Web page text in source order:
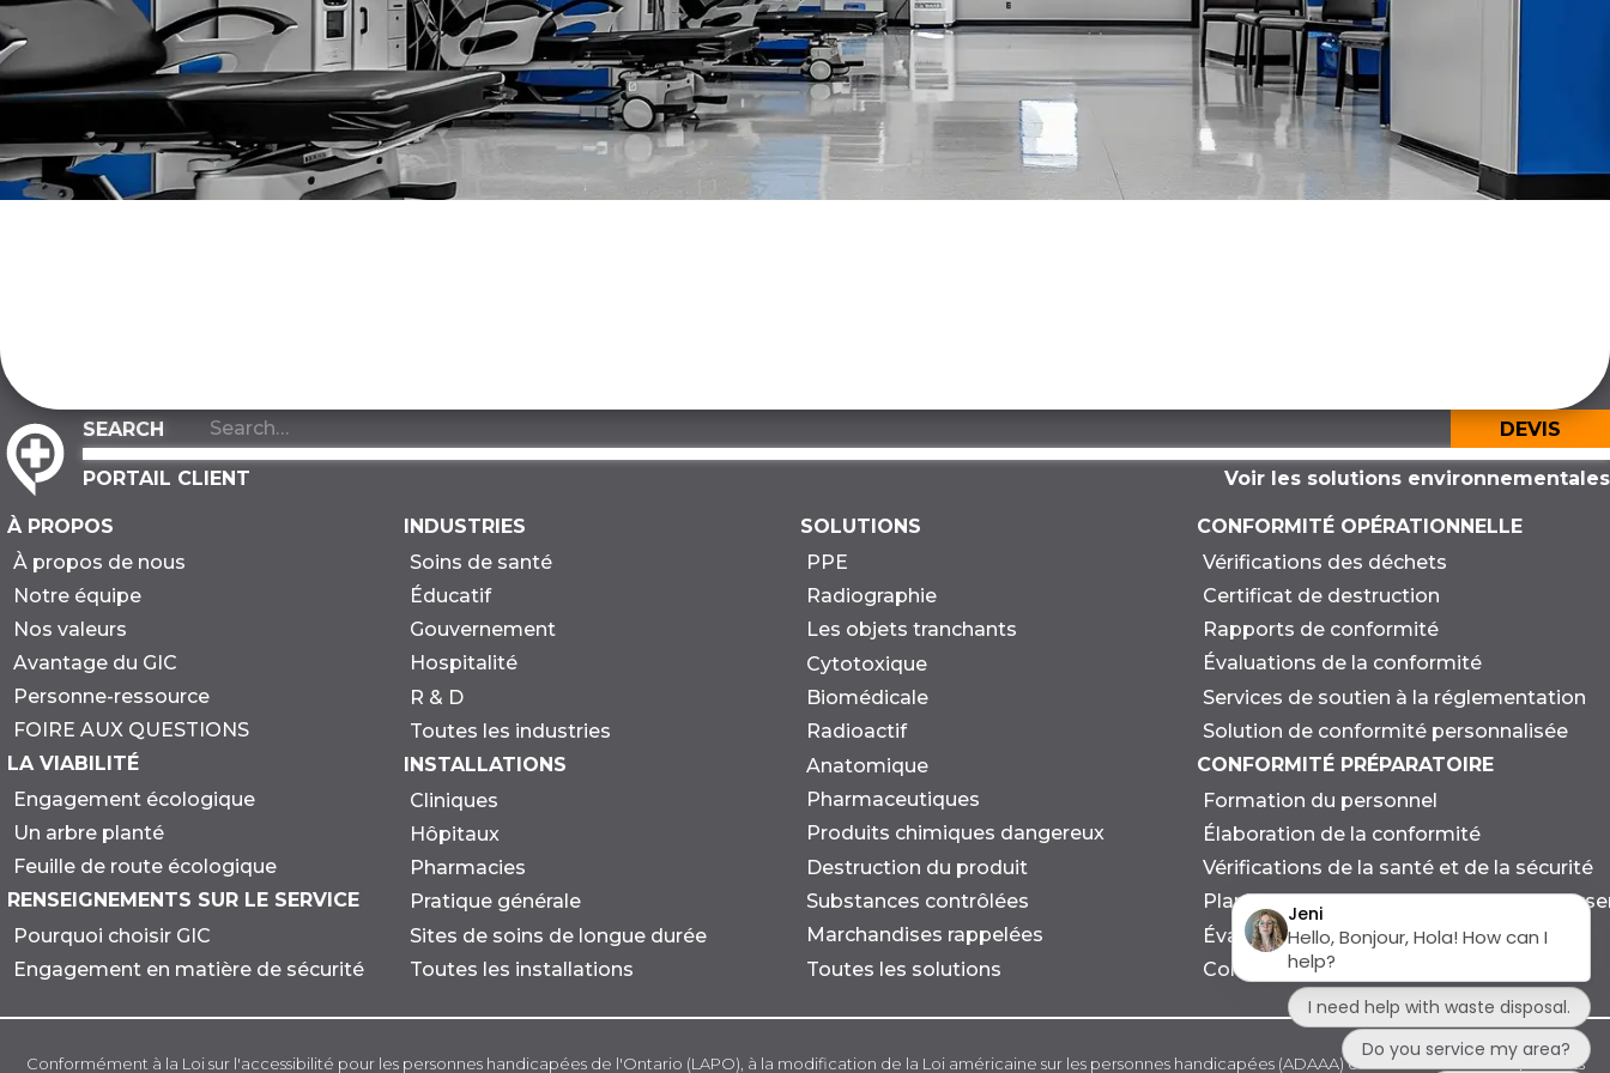
DEVIS
PORTAIL CLIENT Voir les solutions environnementales
À PROPOS
À propos de nous
Notre équipe
Nos valeurs
Avantage du GIC
Personne-ressource
FOIRE AUX QUESTIONS
LA VIABILITÉ
Engagement écologique
Un arbre planté
Feuille de route écologique
RENSEIGNEMENTS SUR LE SERVICE
Pourquoi choisir GIC
Engagement en matière de sécurité
INDUSTRIES
Soins de santé
Éducatif
Gouvernement
Hospitalité
R & D
Toutes les industries
INSTALLATIONS
Cliniques
Hôpitaux
Pharmacies
Pratique générale
Sites de soins de longue durée
Toutes les installations
SOLUTIONS
PPE
Radiographie
Les objets tranchants
Cytotoxique
Biomédicale
Radioactif
Anatomique
Pharmaceutiques
Produits chimiques dangereux
Destruction du produit
Substances contrôlées
Marchandises rappelées
Toutes les solutions
CONFORMITÉ OPÉRATIONNELLE
Vérifications des déchets
Certificat de destruction
Rapports de conformité
Évaluations de la conformité
Services de soutien à la réglementation
Solution de conformité personnalisée
CONFORMITÉ PRÉPARATOIRE
Formation du personnel
Élaboration de la conformité
Vérifications de la santé et de la sécurité
Planification des urgences et des
Évaluation environnementale
Consultation en matière de durabilité
Conformément à la Loi sur l'accessibilité pour les personnes handicapées de l'Ontario (LAPO), à la modification de la Loi américaine sur les personnes handicapées (ADAAA) et à d'autres lois et règlements